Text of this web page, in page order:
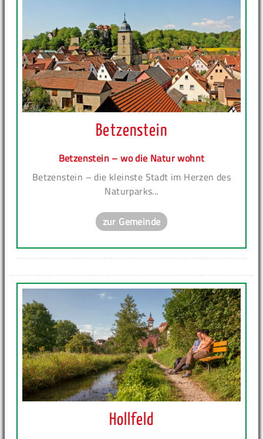
Betzenstein
Betzenstein – wo die Natur wohnt
Betzenstein – die kleinste Stadt im Herzen des
Naturparks...
zur Gemeinde
Hollfeld